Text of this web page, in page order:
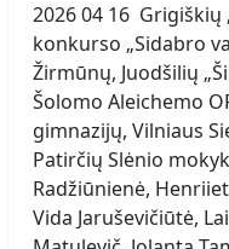
2026 04 16
konkurso „Sidabro
Žirmūnų, Juodšilių
Šolomo Aleichemo
gimnazijų, Vilniaus
Patirčių Slėnio
Radžiūnienė,
Vida Jaruševičiūtė,